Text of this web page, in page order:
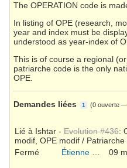
The OPERATION code is
In listing of OPE (research,
year and index must be
understood as year-index of
This is of course a regional
patriarche code is the only
OPE.
Demandes liées 1 (0 ouverte —
Lié à Ishtar - Evolution #436:
modif, OPE modif /
Fermé
Étienne Loks